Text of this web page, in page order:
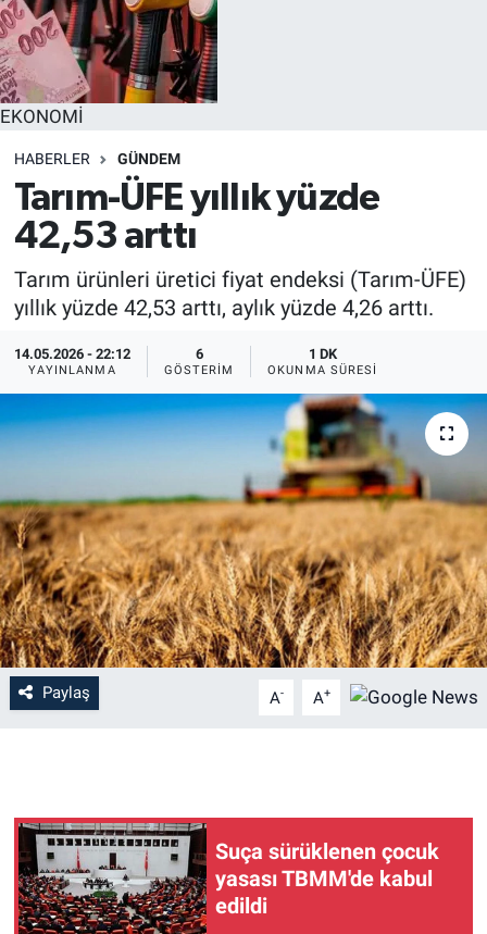
EKONOMİ
HABERLER GÜNDEM
Tarım-ÜFE yıllık yüzde
42,53 arttı
Tarım ürünleri üretici fiyat endeksi (Tarım-ÜFE)
yıllık yüzde 42,53 arttı, aylık yüzde 4,26 arttı.
14.05.2026 - 22:12
YAYINLANMA
6
GÖSTERIM
1 DK
OKUNMA SÜRESI
Paylaş A- A+
Suça sürüklenen çocuk
yasası TBMM'de kabul
edildi
EĞİTİM
MAGAZİN
ÖZEL HABER
HALK54 PANORAMA